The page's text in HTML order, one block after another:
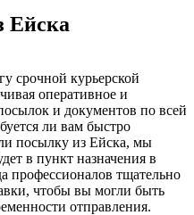
Ейска
срочной курьерской
оперативное и
и документов по всей
ли вам быстро
посылку из Ейска, мы
в пункт назначения в
профессионалов тщательно
чтобы вы могли быть
отправления.